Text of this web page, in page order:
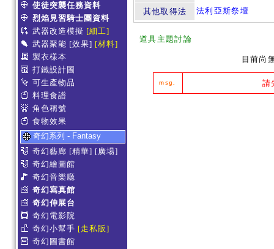
使徒突襲任務資料
烈焰見習騎士團資料
武器改造模擬 [細工]
武器聚能 [效果] [材料]
製衣樣本
打鐵設計圖
可生產物品
料理食譜
角色稱號
食物效果
奇幻系列 - Fantasy
奇幻藝廊 [精華] [廣場]
奇幻繪圖館
奇幻音樂廳
奇幻寫真館
奇幻伸展台
奇幻電影院
奇幻小幫手 [走私販]
奇幻圖書館
其他取得法
法利亞斯祭壇
道具主題討論
目前尚
msg. 請